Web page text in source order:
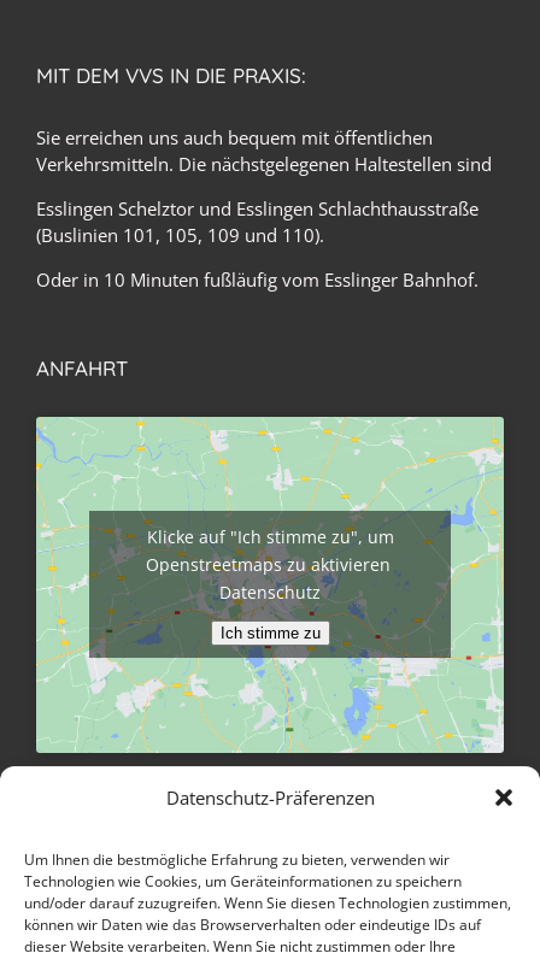
Datenschutz-Präferenzen
Um Ihnen die bestmögliche Erfahrung zu bieten, verwenden wir
Technologien wie Cookies, um Geräteinformationen zu speichern
und/oder darauf zuzugreifen. Wenn Sie diesen Technologien zustimmen,
können wir Daten wie das Browserverhalten oder eindeutige IDs auf
dieser Website verarbeiten. Wenn Sie nicht zustimmen oder Ihre
MIT DEM VVS IN DIE PRAXIS:
Sie erreichen uns auch bequem mit öffentlichen
Verkehrsmitteln. Die nächstgelegenen Haltestellen sind
Esslingen Schelztor und Esslingen Schlachthausstraße
(Buslinien 101, 105, 109 und 110).
Oder in 10 Minuten fußläufig vom Esslinger Bahnhof.
ANFAHRT
Klicke auf "Ich stimme zu", um
Openstreetmaps zu aktivieren
Datenschutz
Ich stimme zu
Größere Karte anzeigen
INFORMATIONEN
Kontakt